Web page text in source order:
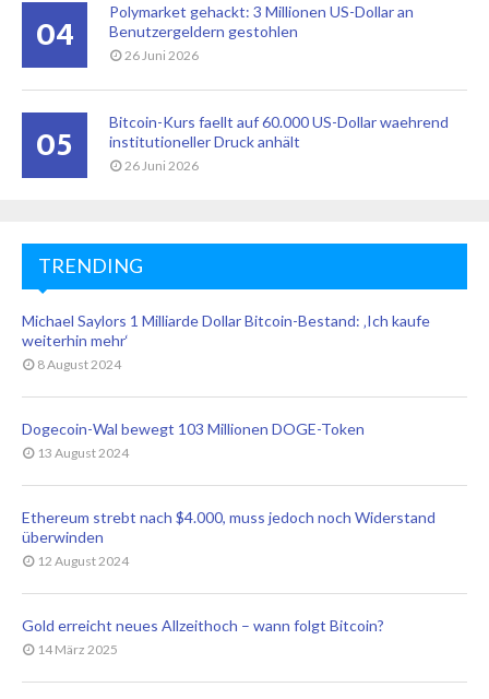
04
Polymarket gehackt: 3 Millionen US-Dollar an
Benutzergeldern gestohlen
26 Juni 2026
05
Bitcoin-Kurs faellt auf 60.000 US-Dollar waehrend
institutioneller Druck anhält
26 Juni 2026
TRENDING
Michael Saylors 1 Milliarde Dollar Bitcoin-Bestand: ‚Ich kaufe
weiterhin mehr‘
8 August 2024
Dogecoin-Wal bewegt 103 Millionen DOGE-Token
13 August 2024
Ethereum strebt nach $4.000, muss jedoch noch Widerstand
überwinden
12 August 2024
Gold erreicht neues Allzeithoch – wann folgt Bitcoin?
14 März 2025